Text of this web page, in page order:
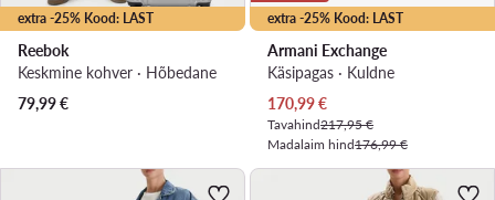
extra -25% Kood: LAST
Reebok
Keskmine kohver · Hõbedane
79,99€
extra -25% Kood: LAST
Armani Exchange
Käsipagas · Kuldne
Praegune hind
170,99€
Tavahind217,95 €
Madalaim hind176,99 €